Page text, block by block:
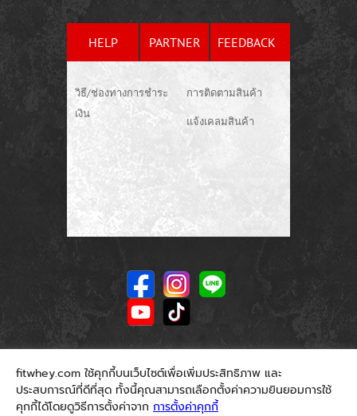
HELP PARTNER FEEDBACK
วิธี/ช่องทางการชำระ
เงิน
การติดตามสินค้า
แจ้งเคลมสินค้า
fitwhey.com ใช้คุกกี้บนเว็บไซต์เพื่อเพิ่มประสิทธิภาพ และ
ประสบการณ์ที่ดีที่สุด ทั้งนี้คุณสามารถเลือกตั้งค่าความยินยอมการใช้
คุกกี้ได้โดยดูวิธีการตั้งค่าจาก การตั้งค่าคุกกี้